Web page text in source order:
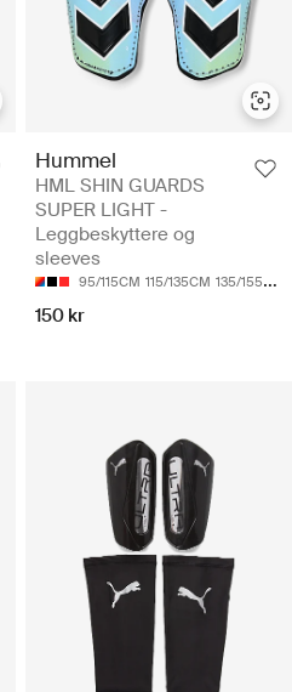
Hummel
HML SHIN GUARDS
SUPER LIGHT -
Leggbeskyttere og
sleeves
95/115CM 115/135CM 135/155CM
150 kr